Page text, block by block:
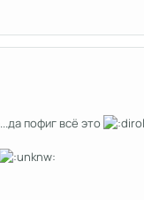
пофиг всё это